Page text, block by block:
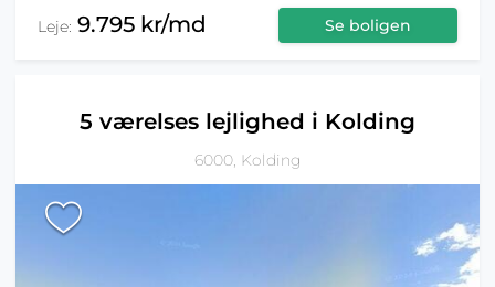
Leje: 9.795 kr/md Se boligen
5 værelses lejlighed i Kolding
6000, Kolding